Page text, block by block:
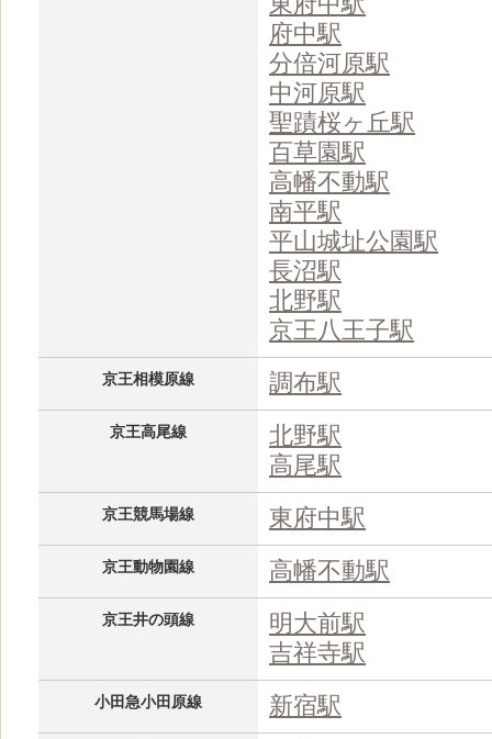
府中駅
分倍河原駅
中河原駅
聖蹟桜ヶ丘駅
百草園駅
高幡不動駅
南平駅
平山城址公園駅
長沼駅
北野駅
京王八王子駅
京王相模原線 調布駅
京王高尾線
北野駅
高尾駅
京王競馬場線 東府中駅
京王動物園線 高幡不動駅
京王井の頭線
明大前駅
吉祥寺駅
小田急小田原線 新宿駅